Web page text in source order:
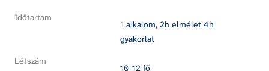
Időtartam
1 alkalom, 2h elmélet 4h
gyakorlat
Létszám
10-12 fő